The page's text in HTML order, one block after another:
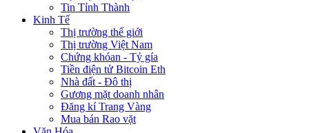
Tin Tỉnh Thành
Kinh Tế
Thị trường thế giới
Thị trường Việt Nam
Chứng khóan - Tỷ gía
Tiền điện tử Bitcoin Eth
Nhà đất - Đô thị
Gương mặt doanh nhân
Đăng kí Trang Vàng
Mua bán Rao vặt